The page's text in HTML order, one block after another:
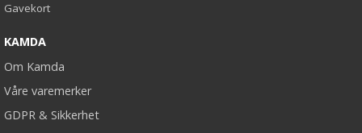
Gavekort
KAMDA
Om Kamda
Våre varemerker
GDPR & Sikkerhet